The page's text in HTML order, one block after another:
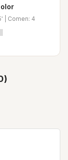
| Comen: 4